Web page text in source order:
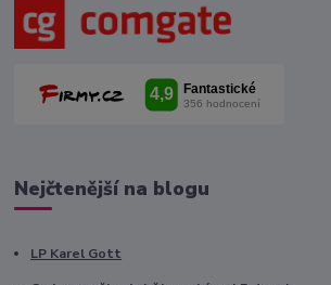
Nejčtenější na blogu
LP Karel Gott